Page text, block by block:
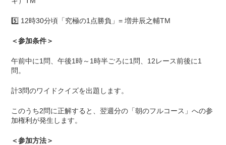
5️⃣ 12時30分頃「究極の1点勝負」= 増井辰之輔TM
＜参加条件＞
午前中に1問、午後1時～1時半ごろに1問、12レース前後に1
問。
計3問のワイドクイズを出題します。
このうち2問に正解すると、翌週分の「朝のフルコース」への参
加権利が発生します。
＜参加方法＞